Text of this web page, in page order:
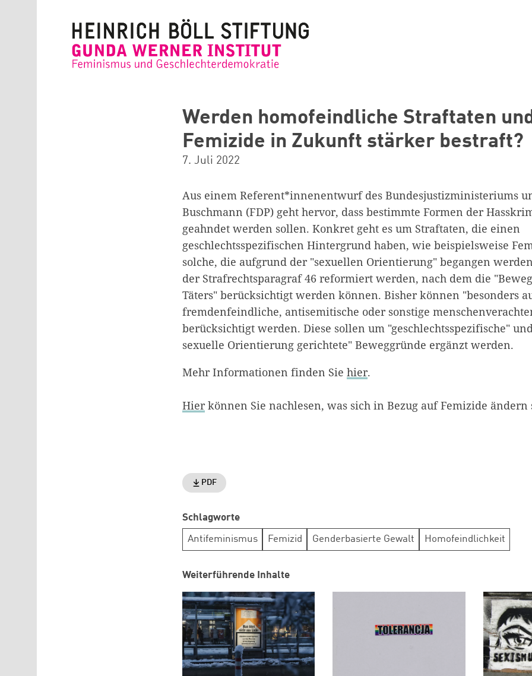
Werden homofeindliche Straftaten
Femizide in Zukunft stärker bestraft?
7. Juli 2022
Aus einem Referent*innenentwurf des Bundesjustizministeriums
Buschmann (FDP) geht hervor, dass bestimmte Formen der
geahndet werden sollen. Konkret geht es um Straftaten, die einen
geschlechtsspezifischen Hintergrund haben, wie beispielsweise
solche, die aufgrund der "sexuellen Orientierung" begangen
der Strafrechtsparagraf 46 reformiert werden, nach dem die
Täters" berücksichtigt werden können. Bisher können "besonders
fremdenfeindliche, antisemitische oder sonstige
berücksichtigt werden. Diese sollen um "geschlechtsspezifische"
sexuelle Orientierung gerichtete" Beweggründe ergänzt werden.
Mehr Informationen finden Sie hier.
Hierkönnen Sie nachlesen, was sich in Bezug auf Femizide ändern
PDF
Schlagworte
Antifeminismus Femizid Genderbasierte Gewalt Homofeindlichkeit
Weiterführende Inhalte